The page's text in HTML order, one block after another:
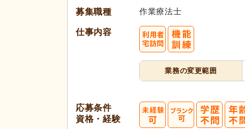
募集職種 作業療法士
仕事内容
業務の変更範囲
応募条件
資格・経験